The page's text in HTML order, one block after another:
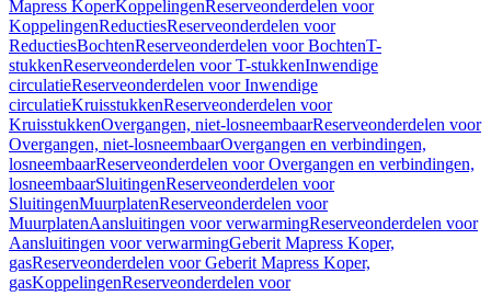
Mapress KoperKoppelingenReserveonderdelen voor
KoppelingenReductiesReserveonderdelen voor
ReductiesBochtenReserveonderdelen voor BochtenT-
stukkenReserveonderdelen voor T-stukkenInwendige
circulatieReserveonderdelen voor Inwendige
circulatieKruisstukkenReserveonderdelen voor
KruisstukkenOvergangen, niet-losneembaarReserveonderdelen voor
Overgangen, niet-losneembaarOvergangen en verbindingen,
losneembaarReserveonderdelen voor Overgangen en verbindingen,
losneembaarSluitingenReserveonderdelen voor
SluitingenMuurplatenReserveonderdelen voor
MuurplatenAansluitingen voor verwarmingReserveonderdelen voor
Aansluitingen voor verwarmingGeberit Mapress Koper,
gasReserveonderdelen voor Geberit Mapress Koper,
gasKoppelingenReserveonderdelen voor